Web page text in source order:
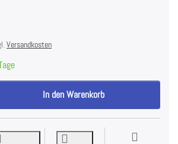
Versandkosten
silber schnell HMS SK54 zu 13,03 €,
In den Warenkorb